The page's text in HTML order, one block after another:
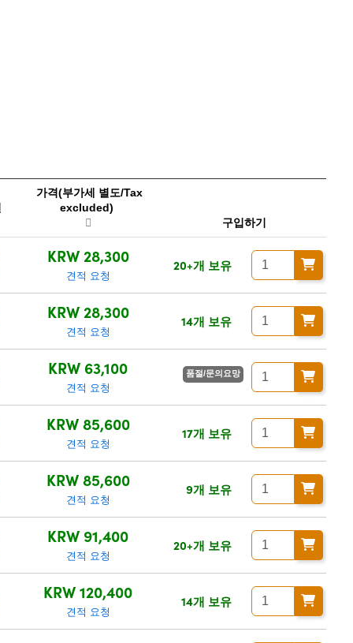
가격(부가세 별도/Tax
excluded)
구입하기
KRW 28,300
견적 요청
20+개 보유
KRW 28,300
견적 요청
14개 보유
KRW 63,100
견적 요청
품절/문의요망
KRW 85,600
견적 요청
17개 보유
KRW 85,600
견적 요청
9개 보유
KRW 91,400
견적 요청
20+개 보유
KRW 120,400
견적 요청
14개 보유